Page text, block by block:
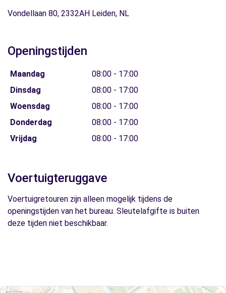
Vondellaan 80, 2332AH Leiden, NL
Openingstijden
Maandag
08:00 - 17:00
Dinsdag
08:00 - 17:00
Woensdag
08:00 - 17:00
Donderdag
08:00 - 17:00
Vrijdag
08:00 - 17:00
Voertuigteruggave
Voertuigretouren zijn alleen mogelijk tijdens de
openingstijden van het bureau. Sleutelafgifte is buiten
deze tijden niet beschikbaar.